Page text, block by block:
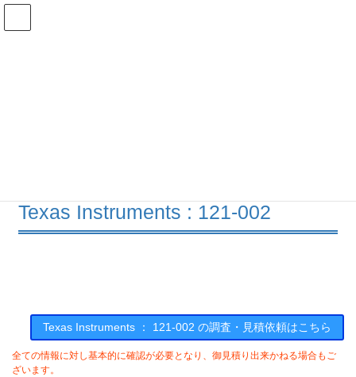
コ
ナ
Texas Instruments : 121-002
Texas Instruments ： 121-002 の調査・見積依頼はこちら
全ての情報に対し基本的に確認が必要となり、御見積り出来かねる場合もご
ざいます。